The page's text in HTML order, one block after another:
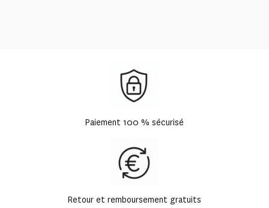
Paiement 100 % sécurisé
Retour et remboursement gratuits